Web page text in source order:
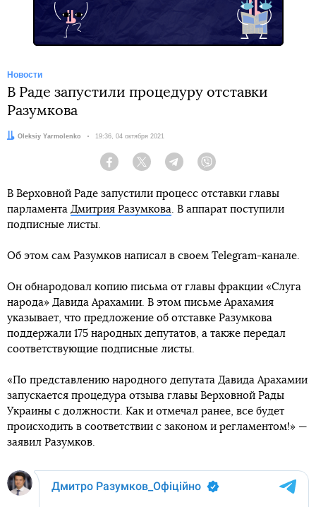
Новости
В Раде запустили процедуру отставки
Разумкова
Автор:
Oleksiy Yarmolenko Дата:
19:36, 04 октября 2021
Facebook Twitter Telegram
В Верховной Раде запустили процесс отставки главы
парламента Дмитрия Разумкова. В аппарат поступили
подписные листы.
Об этом сам Разумков написал в своем Telegram-канале.
Он обнародовал копию письма от главы фракции «Слуга
народа» Давида Арахамии. В этом письме Арахамия
указывает, что предложение об отставке Разумкова
поддержали 175 народных депутатов, а также передал
соответствующие подписные листы.
«По представлению народного депутата Давида Арахамии
запускается процедура отзыва главы Верховной Рады
Украины с должности. Как и отмечал ранее, все будет
происходить в соответствии с законом и регламентом!» —
заявил Разумков.